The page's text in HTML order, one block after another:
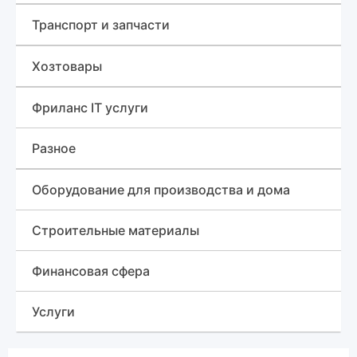
Инструменты
Стройматериалы
Для дома
Планшеты и электронные книги
Игровые приставки и аксессуары
Телефоны
Рации
Ноутбуки
Транспорт и запчасти
Лесовоз (сортиментовоз)
Грузовики
Навесное оборудование
Трактор
Бульдозеры
Сельхозтехника
Автобетононасос
Хозтовары
Изделия из пластмассы, Мультипласт
Фриланс IT услуги
Разное
Знакомства
Различные услуги
Оборудование для производства и дома
Строительные материалы
Финансовая сфера
Услуги